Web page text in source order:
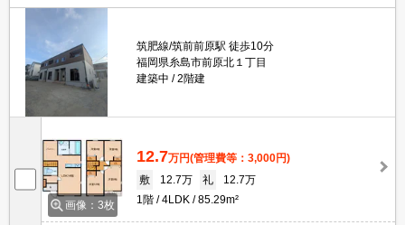
筑肥線/筑前前原駅 徒歩10分
福岡県糸島市前原北１丁目
建築中
2階建
画像：3枚
12.7万円(管理費等：3,000円)
敷
12.7万 礼
12.7万
1階
4LDK 85.29m²